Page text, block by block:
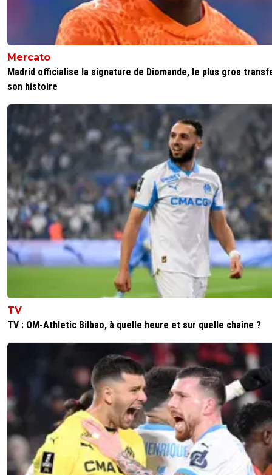
Mercato
Madrid officialise la signature de Diomande, le plus gros
son histoire
TV
TV : OM-Athletic Bilbao, à quelle heure et sur quelle chaîne ?